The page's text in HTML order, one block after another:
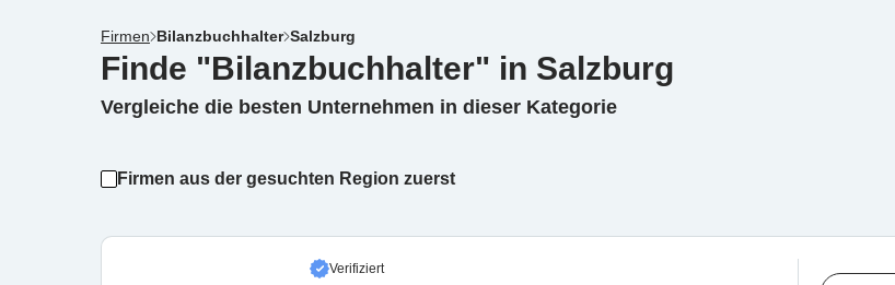
Firmen Bilanzbuchhalter Salzburg
Finde "Bilanzbuchhalter" in Salzburg
Vergleiche die besten Unternehmen in dieser Kategorie
Firmen aus der gesuchten Region zuerst
Verifiziert